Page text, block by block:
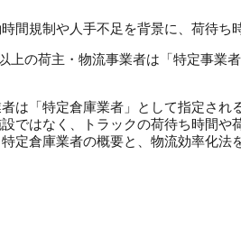
間規制や人手不足を背景に、荷待ち
上の荷主・物流事業者は「特定事業
は「特定倉庫業者」として指定され
ではなく、トラックの荷待ち時間
定倉庫業者の概要と、物流効率化法